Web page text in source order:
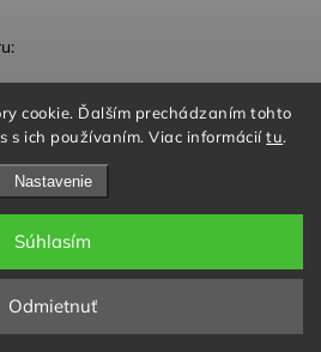
cookie. Ďalším prechádzaním tohto
s ich používaním. Viac informáciítu.
Nastavenie
Odmietnuť
Súhlasím
požadujem, aby moja
nasledovným spôsobom:
bankový účet (IBAN)/iným